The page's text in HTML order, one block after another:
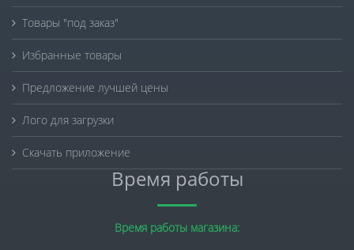
Товары "под заказ"
Избранные товары
Предложение лучшей цены
Лого для загрузки
Скачать приложение
Время работы
Время работы магазина: